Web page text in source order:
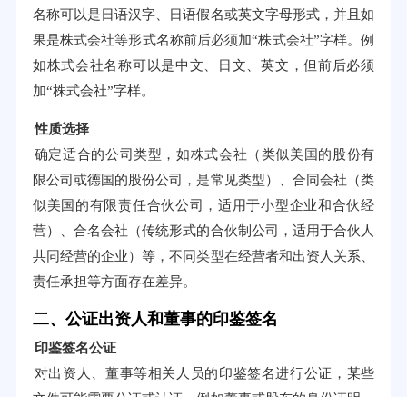
名称可以是日语汉字、日语假名或英文字母形式，并且如
果是株式会社等形式名称前后必须加“株式会社”字样。例
如株式会社名称可以是中文、日文、英文，但前后必须
加“株式会社”字样。
性质选择
确定适合的公司类型，如株式会社（类似美国的股份有
限公司或德国的股份公司，是常见类型）、合同会社（类
似美国的有限责任合伙公司，适用于小型企业和合伙经
营）、合名会社（传统形式的合伙制公司，适用于合伙人
共同经营的企业）等，不同类型在经营者和出资人关系、
责任承担等方面存在差异。
二、公证出资人和董事的印鉴签名
印鉴签名公证
对出资人、董事等相关人员的印鉴签名进行公证，某些